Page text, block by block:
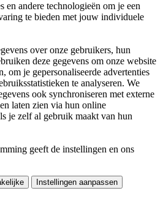
en andere technologieën om je een
te bieden met jouw individuele
over onze gebruikers, hun
deze gegevens om onze website
om je gepersonaliseerde advertenties
te analyseren. We
ook synchroniseren met externe
laten zien via hun online
je zelf al gebruik maakt van hun
geeft de instellingen en ons
Instellingen aanpassen